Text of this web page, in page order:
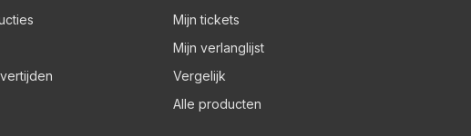
Mijn tickets
Mijn verlanglijst
Vergelijk
Alle producten